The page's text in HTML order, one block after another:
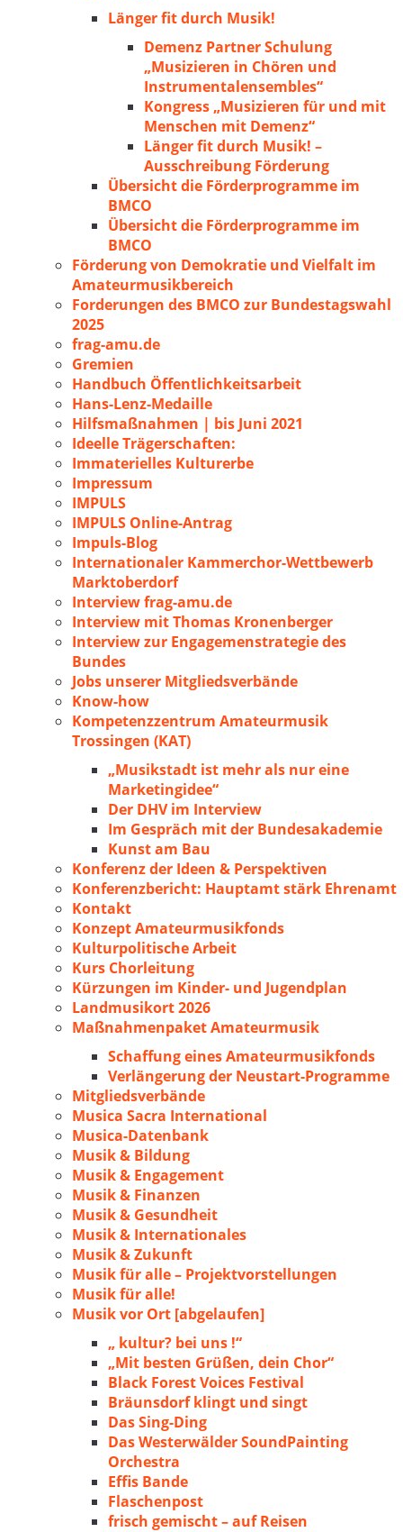
Länger fit durch Musik!
Demenz Partner Schulung
„Musizieren in Chören und
Instrumentalensembles“
Kongress „Musizieren für und mit
Menschen mit Demenz“
Länger fit durch Musik! –
Ausschreibung Förderung
Übersicht die Förderprogramme im
BMCO
Übersicht die Förderprogramme im
BMCO
Förderung von Demokratie und Vielfalt im
Amateurmusikbereich
Forderungen des BMCO zur Bundestagswahl
2025
frag-amu.de
Gremien
Handbuch Öffentlichkeitsarbeit
Hans-Lenz-Medaille
Hilfsmaßnahmen | bis Juni 2021
Ideelle Trägerschaften:
Immaterielles Kulturerbe
Impressum
IMPULS
IMPULS Online-Antrag
Impuls-Blog
Internationaler Kammerchor-Wettbewerb
Marktoberdorf
Interview frag-amu.de
Interview mit Thomas Kronenberger
Interview zur Engagemenstrategie des
Bundes
Jobs unserer Mitgliedsverbände
Know-how
Kompetenzzentrum Amateurmusik
Trossingen (KAT)
„Musikstadt ist mehr als nur eine
Marketingidee“
Der DHV im Interview
Im Gespräch mit der Bundesakademie
Kunst am Bau
Konferenz der Ideen & Perspektiven
Konferenzbericht: Hauptamt stärk Ehrenamt
Kontakt
Konzept Amateurmusikfonds
Kulturpolitische Arbeit
Kurs Chorleitung
Kürzungen im Kinder- und Jugendplan
Landmusikort 2026
Maßnahmenpaket Amateurmusik
Schaffung eines Amateurmusikfonds
Verlängerung der Neustart-Programme
Mitgliedsverbände
Musica Sacra International
Musica-Datenbank
Musik & Bildung
Musik & Engagement
Musik & Finanzen
Musik & Gesundheit
Musik & Internationales
Musik & Zukunft
Musik für alle – Projektvorstellungen
Musik für alle!
Musik vor Ort [abgelaufen]
„ kultur? bei uns !“
„Mit besten Grüßen, dein Chor“
Black Forest Voices Festival
Bräunsdorf klingt und singt
Das Sing-Ding
Das Westerwälder SoundPainting
Orchestra
Effis Bande
Flaschenpost
frisch gemischt – auf Reisen